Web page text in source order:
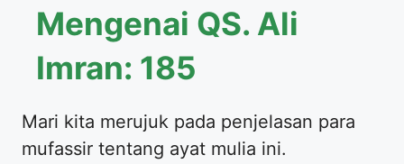
Mengenai QS. Ali
Imran: 185
Mari kita merujuk pada penjelasan para
mufassir tentang ayat mulia ini.